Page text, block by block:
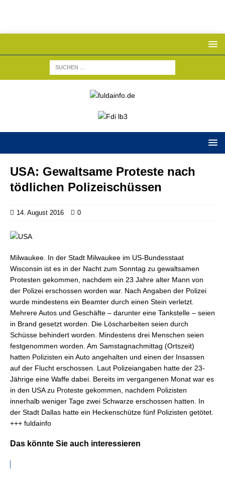
USA: Gewaltsame Proteste nach
tödlichen Polizeischüssen
14. August 2016 0
Milwaukee. In der Stadt Milwaukee im US-Bundesstaat
Wisconsin ist es in der Nacht zum Sonntag zu gewaltsamen
Protesten gekommen, nachdem ein 23 Jahre alter Mann von
der Polizei erschossen worden war. Nach Angaben der Polizei
wurde mindestens ein Beamter durch einen Stein verletzt.
Mehrere Autos und Geschäfte – darunter eine Tankstelle – seien
in Brand gesetzt worden. Die Löscharbeiten seien durch
Schüsse behindert worden. Mindestens drei Menschen seien
festgenommen worden. Am Samstagnachmittag (Ortszeit)
hatten Polizisten ein Auto angehalten und einen der Insassen
auf der Flucht erschossen. Laut Polizeiangaben hatte der 23-
Jährige eine Waffe dabei. Bereits im vergangenen Monat war es
in den USA zu Proteste gekommen, nachdem Polizisten
innerhalb weniger Tage zwei Schwarze erschossen hatten. In
der Stadt Dallas hatte ein Heckenschütze fünf Polizisten getötet.
+++ fuldainfo
Das könnte Sie auch interessieren